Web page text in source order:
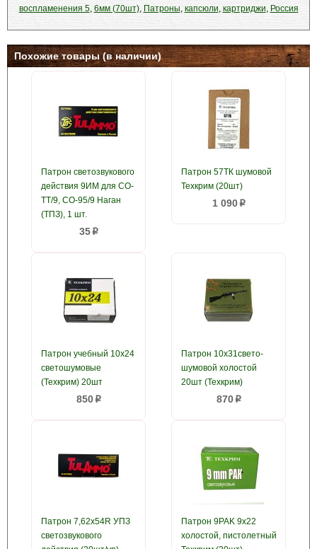
воспламенения 5, 6мм (70шт), Патроны, капсюли, картриджи, Россия
Похожие товары (в наличии)
Патрон светозвукового
действия 9ИМ для СО-
ТТ/9, СО-95/9 Наган
(ТПЗ), 1 шт.
35p
Патрон 57ТК шумовой
Техкрим (20шт)
1 090p
Патрон учебный 10x24
светошумовые
(Техкрим) 20шт
850p
Патрон 10x31свето-
шумовой холостой
20шт (Техкрим)
870p
Патрон 7,62х54R УПЗ
светозвукового
Патрон 9PAK 9x22
холостой, пистолетный